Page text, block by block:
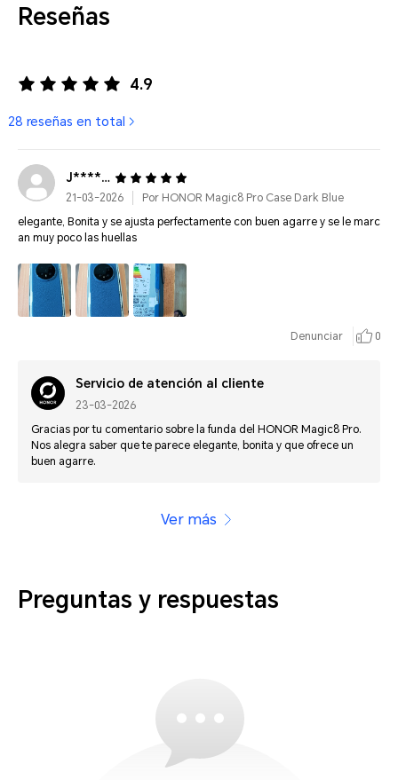
Reseñas
4.9
28 reseñas en total
J*******
21-03-2026
Por HONOR Magic8 Pro Case Dark Blue
elegante, Bonita y se ajusta perfectamente con buen agarre y se le marc
an muy poco las huellas
Denunciar 0
Servicio de atención al cliente
23-03-2026
Gracias por tu comentario sobre la funda del HONOR Magic8 Pro.
Nos alegra saber que te parece elegante, bonita y que ofrece un
buen agarre.
Ver más
Preguntas y respuestas